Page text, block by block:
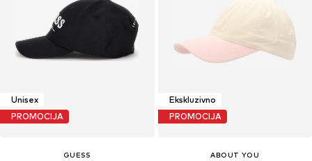
Unisex
PROMOCIJA
GUESS
Ekskluzivno
PROMOCIJA
ABOUT YOU